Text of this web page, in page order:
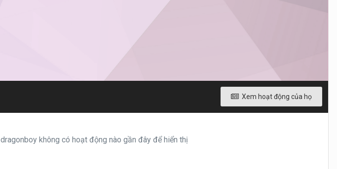
Xem hoạt động của họ
dragonboy không có hoạt động nào gần đây để hiển thị